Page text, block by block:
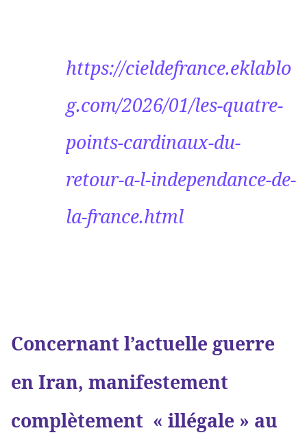
https://cieldefrance.eklablo
g.com/2026/01/les-quatre-
points-cardinaux-du-
retour-a-l-independance-de-
la-france.html
Concernant l’actuelle guerre
en Iran, manifestement
complètement « illégale » au